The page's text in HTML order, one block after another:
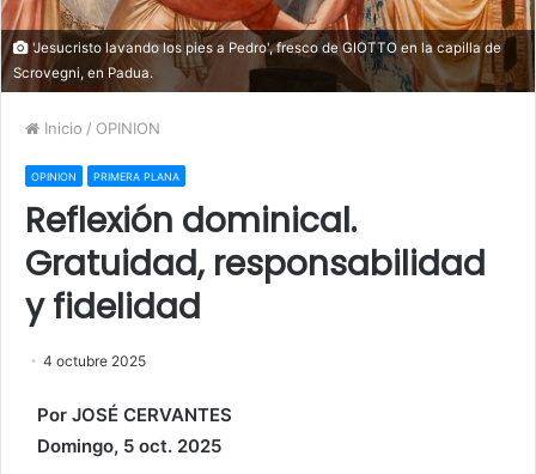
'Jesucristo lavando los pies a Pedro', fresco de GIOTTO en la capilla de
Scrovegni, en Padua.
Inicio / OPINION
OPINION PRIMERA PLANA
Reflexión dominical.
Gratuidad, responsabilidad
y fidelidad
4 octubre 2025
Por JOSÉ CERVANTES
Domingo, 5 oct. 2025